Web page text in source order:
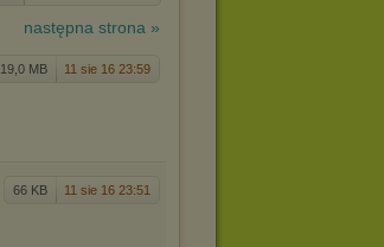
następna strona »
19,0 MB 11 sie 16 23:59
66 KB 11 sie 16 23:51